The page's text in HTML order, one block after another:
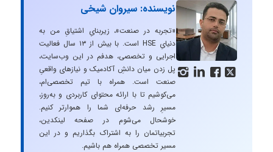
   
نویسنده: سیروان شیخی
«تجربه در صنعت»، زیربنایِ اشتیاقِ من به
دنیایِ HSE است. با بیش از ۱۳ سال فعالیت
اجرایی و تخصصی، هدفم در این وب‌سایت،
پل زدن میان دانشِ آکادمیک و نیازهای واقعیِ
صنعت است. همراه با تیم تخصصی‌ام،
می‌کوشیم تا با ارائه محتوای کاربردی و به‌روز،
مسیرِ رشد حرفه‌ای شما را هموارتر کنیم.
خوشحال می‌شوم در صفحه لینکدین،
تجربیاتمان را به اشتراک بگذاریم و در این
مسیر تخصصی همراه هم باشیم.